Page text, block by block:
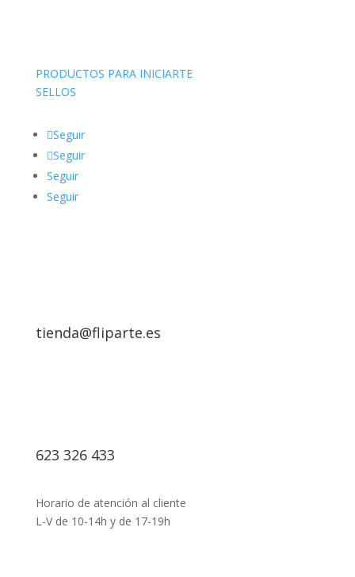
PRODUCTOS PARA INICIARTE
SELLOS
Seguir
Seguir
Seguir
Seguir
tienda@fliparte.es
623 326 433
Horario de atención al cliente
L-V de 10-14h y de 17-19h